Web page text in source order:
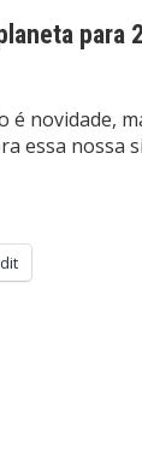
para
é novidade,
essa nossa